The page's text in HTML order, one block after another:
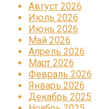
Август 2026
Июль 2026
Июнь 2026
Май 2026
Апрель 2026
Март 2026
Февраль 2026
Январь 2026
Декабрь 2025